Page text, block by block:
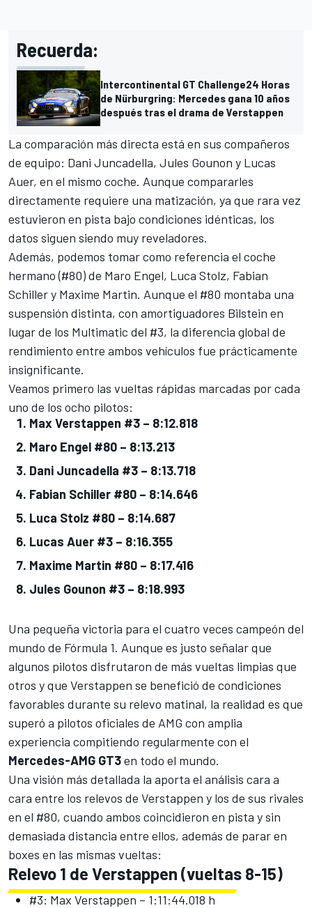
Recuerda:
Intercontinental GT Challenge24 Horas
de Nürburgring: Mercedes gana 10 años
después tras el drama de Verstappen
La comparación más directa está en sus compañeros
de equipo: Dani Juncadella, Jules Gounon y Lucas
Auer, en el mismo coche. Aunque compararles
directamente requiere una matización, ya que rara vez
estuvieron en pista bajo condiciones idénticas, los
datos siguen siendo muy reveladores.
Además, podemos tomar como referencia el coche
hermano (#80) de Maro Engel, Luca Stolz, Fabian
Schillery Maxime Martin. Aunque el #80 montaba una
suspensión distinta, con amortiguadores Bilstein en
lugar de los Multimatic del #3, la diferencia global de
rendimiento entre ambos vehículos fue prácticamente
insignificante.
Veamos primero las vueltas rápidas marcadas por cada
uno de los ocho pilotos:
Max Verstappen #3 – 8:12.818
Maro Engel #80 – 8:13.213
Dani Juncadella #3 – 8:13.718
Fabian Schiller #80 – 8:14.646
Luca Stolz #80 – 8:14.687
Lucas Auer #3 – 8:16.355
Maxime Martin #80 – 8:17.416
Jules Gounon #3 – 8:18.993
Una pequeña victoria para el cuatro veces campeón del
mundo de Fórmula 1. Aunque es justo señalar que
algunos pilotos disfrutaron de más vueltas limpias que
otros y que Verstappen se benefició de condiciones
favorables durante su relevo matinal, la realidad es que
superó a pilotos oficiales de AMG con amplia
experiencia compitiendo regularmente con el
Mercedes-AMG GT3en todo el mundo.
Una visión más detallada la aporta el análisis cara a
cara entre los relevos de Verstappen y los de sus rivales
en el #80, cuando ambos coincidieron en pista y sin
demasiada distancia entre ellos, además de parar en
boxes en las mismas vueltas:
Relevo 1 de Verstappen (vueltas 8-15)
#3: Max Verstappen – 1:11:44.018 h